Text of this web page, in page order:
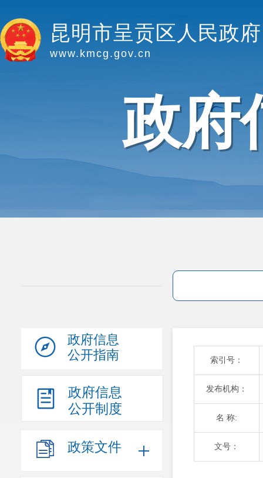
昆明市呈贡区人民政府
www.kmcg.gov.cn
政府
政府信息
公开指南
政府信息
公开制度
政策文件
索引号：
发布机构：
名 称:
文号：